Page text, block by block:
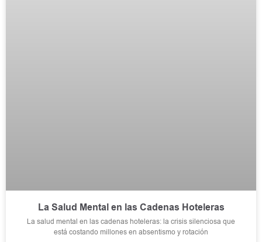
La Salud Mental en las Cadenas Hoteleras
La salud mental en las cadenas hoteleras: la crisis silenciosa que
está costando millones en absentismo y rotación